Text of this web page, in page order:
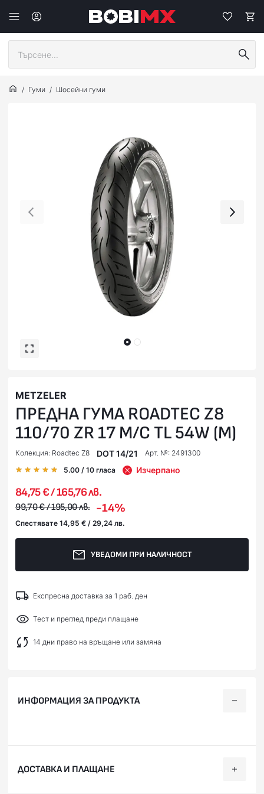
Гуми Шосейни гуми
METZELER
ПРЕДНА ГУМА ROADTEC Z8
110/70 ZR 17 M/C TL 54W (M)
Колекция: Roadtec Z8 DOT 14/21
Арт. №: 2491300
5.00 / 10 гласа Изчерпано
84,75 € / 165,76 лв.
99,70 € / 195,00 лв. -14%
Спестявате 14,95 € / 29,24 лв.
УВЕДОМИ ПРИ НАЛИЧНОСТ
Експресна доставка за 1 раб. ден
Тест и преглед преди плащане
14 дни право на връщане или замяна
ИНФОРМАЦИЯ ЗА ПРОДУКТА
ДОСТАВКА И ПЛАЩАНЕ